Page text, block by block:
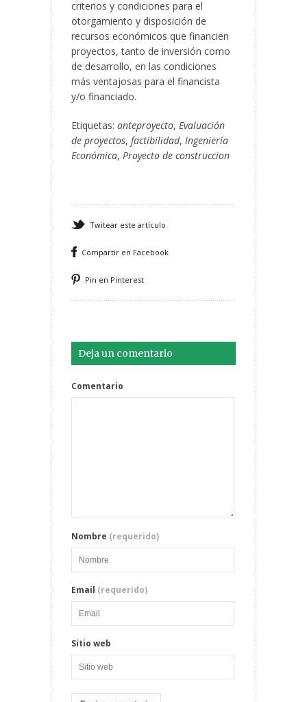
criterios y condiciones para el
otorgamiento y disposición de
recursos económicos que financien
proyectos, tanto de inversión como
de desarrollo, en las condiciones
más ventajosas para el financista
y/o financiado.
Etiquetas: anteproyecto, Evaluación
de proyectos, factibilidad, Ingeniería
Económica, Proyecto de construccion
Twitear este artículo
Compartir en Facebook
Pin en Pinterest
Deja un comentario
Comentario
Nombre (requerido)
Email (requerido)
Sitio web